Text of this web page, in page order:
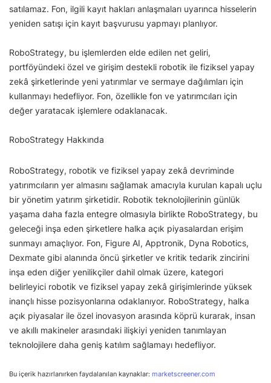
satılamaz. Fon, ilgili kayıt hakları anlaşmaları uyarınca hisselerin
yeniden satışı için kayıt başvurusu yapmayı planlıyor.
RoboStrategy, bu işlemlerden elde edilen net geliri,
portföyündeki özel ve girişim destekli robotik ile fiziksel yapay
zekâ şirketlerinde yeni yatırımlar ve sermaye dağılımları için
kullanmayı hedefliyor. Fon, özellikle fon ve yatırımcıları için
değer yaratacak işlemlere odaklanacak.
RoboStrategy Hakkında
RoboStrategy, robotik ve fiziksel yapay zekâ devriminde
yatırımcıların yer almasını sağlamak amacıyla kurulan kapalı uçlu
bir yönetim yatırım şirketidir. Robotik teknolojilerinin günlük
yaşama daha fazla entegre olmasıyla birlikte RoboStrategy, bu
geleceği inşa eden şirketlere halka açık piyasalardan erişim
sunmayı amaçlıyor. Fon, Figure AI, Apptronik, Dyna Robotics,
Dexmate gibi alanında öncü şirketler ve kritik tedarik zincirini
inşa eden diğer yenilikçiler dahil olmak üzere, kategori
belirleyici robotik ve fiziksel yapay zekâ girişimlerinde yüksek
inançlı hisse pozisyonlarına odaklanıyor. RoboStrategy, halka
açık piyasalar ile özel inovasyon arasında köprü kurarak, insan
ve akıllı makineler arasındaki ilişkiyi yeniden tanımlayan
teknolojilere daha geniş katılım sağlamayı hedefliyor.
Bu içerik hazırlanırken faydalanılan kaynaklar: marketscreener.com